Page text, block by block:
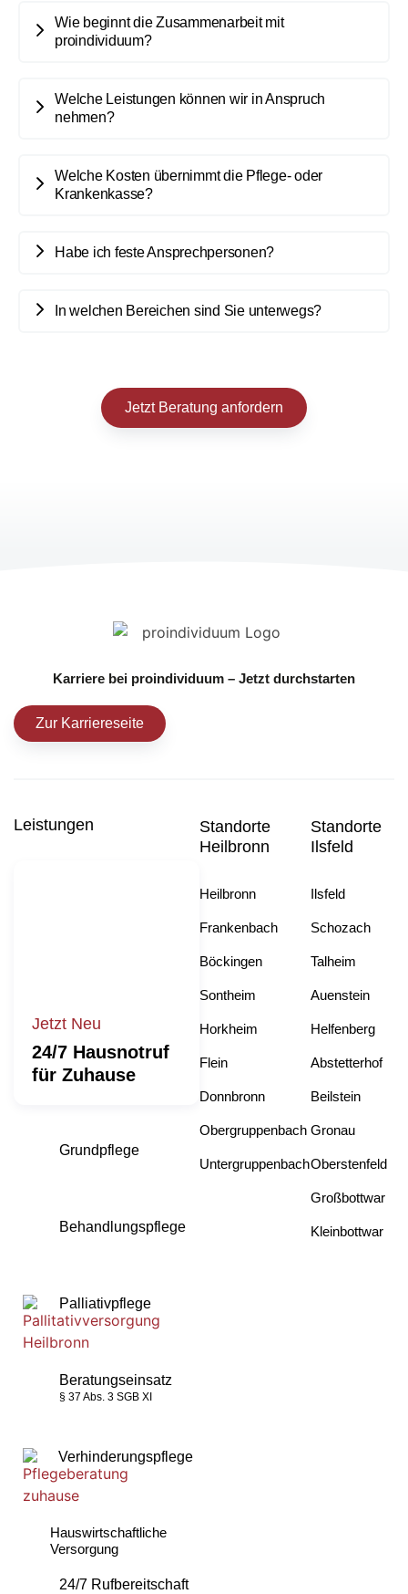
Wie beginnt die Zusammenarbeit mit
proindividuum?
Welche Leistungen können wir in Anspruch
nehmen?
Welche Kosten übernimmt die Pflege- oder
Krankenkasse?
Habe ich feste Ansprechpersonen?
In welchen Bereichen sind Sie unterwegs?
Jetzt Beratung anfordern
Karriere bei proindividuum – Jetzt durchstarten
Zur Karriereseite
Leistungen
Jetzt Neu
24/7 Hausnotruf
für Zuhause
Grundpflege
Behandlungspflege
Palliativpflege
Beratungseinsatz
§ 37 Abs. 3 SGB XI
Verhinderungspflege
Hauswirtschaftliche
Versorgung
24/7 Rufbereitschaft
Standorte
Heilbronn
Heilbronn
Frankenbach
Böckingen
Sontheim
Horkheim
Flein
Donnbronn
Obergruppenbach
Untergruppenbach
Standorte
Ilsfeld
Ilsfeld
Schozach
Talheim
Auenstein
Helfenberg
Abstetterhof
Beilstein
Gronau
Oberstenfeld
Großbottwar
Kleinbottwar